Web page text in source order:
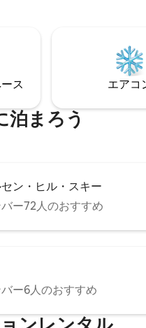
はスキーフリー、スキージ
ービング、アイススケート
い景色を望むことができ、
ア、居心地の良い暖炉、設備
なスペースがあります。
ス エアコ
泊まろう
ン・ヒル・スキー
ー72人のおすすめ
ー6人のおすすめ